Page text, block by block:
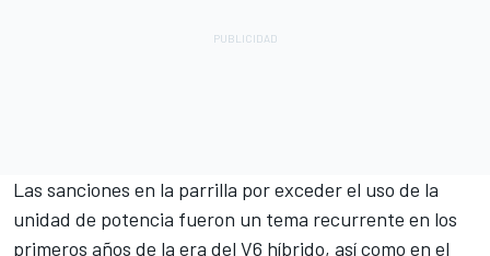
Las sanciones en la parrilla por exceder el uso de la
unidad de potencia fueron un tema recurrente en los
primeros años de la era del V6 híbrido, así como en el